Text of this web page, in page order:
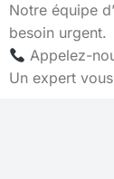
Notre équipe
besoin urgent.
Appelez-
Un expert